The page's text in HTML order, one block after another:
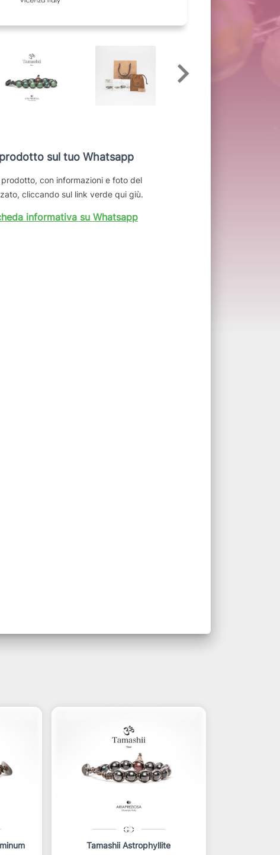
sul tuo Whatsapp
con informazioni e foto del
cliccando sul link verde qui giù.
informativa su Whatsapp
Tamashii Astrophyllite